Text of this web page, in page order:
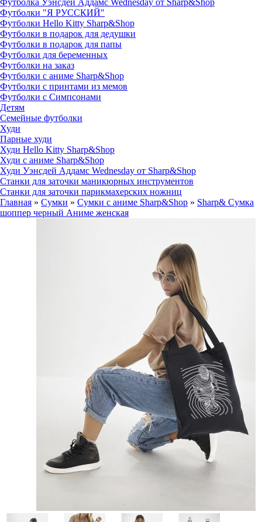
Футболка Уэнсдей Аддамс Wednesday от Sharp&Shop
Футболки "Я РУССКИЙ"
Футболки Hello Kitty Sharp&Shop
Футболки в подарок для дедушки
Футболки в подарок для папы
Футболки для беременных
Футболки на заказ
Футболки с аниме Sharp&Shop
Футболки с принтами из мемов
Футболки с Симпсонами
Детям
Семейные футболки
Худи
Парные худи
Худи Hello Kitty Sharp&Shop
Худи с аниме Sharp&Shop
Худи Уэнсдей Аддамс Wednesday от Sharp&Shop
Станки для заточки маникюрных инструментов
Станки для заточки парикмахерских ножниц
Главная » Сумки » Сумки с аниме Sharp&Shop » Sharp& Сумка
шоппер черный Аниме женская